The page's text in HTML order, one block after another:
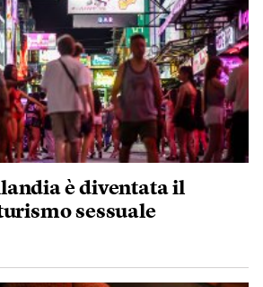
è diventata il
sessuale